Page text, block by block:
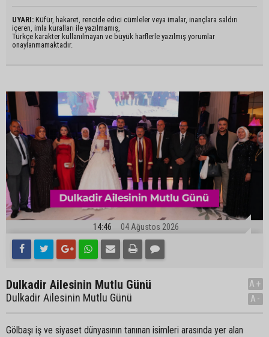
UYARI: Küfür, hakaret, rencide edici cümleler veya imalar, inançlara saldırı
içeren, imla kuralları ile yazılmamış,
Türkçe karakter kullanılmayan ve büyük harflerle yazılmış yorumlar
onaylanmamaktadır.
14:46 04 Ağustos 2026
Dulkadir Ailesinin Mutlu Günü
Dulkadir Ailesinin Mutlu Günü
A+
A-
Gölbaşı iş ve siyaset dünyasının tanınan isimleri arasında yer alan